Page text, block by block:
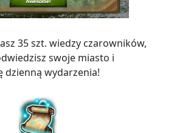
35 szt. wiedzy czarowników,
swoje miasto i
dzienną wydarzenia!